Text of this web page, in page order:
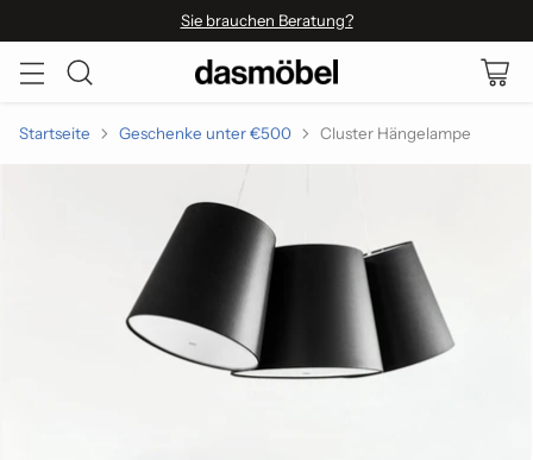
Sie brauchen Beratung?
Startseite Geschenke unter €500 Cluster Hängelampe